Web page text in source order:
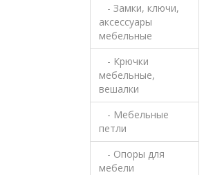
- Замки, ключи,
аксессуары
мебельные
- Крючки
мебельные,
вешалки
- Мебельные
петли
- Опоры для
мебели